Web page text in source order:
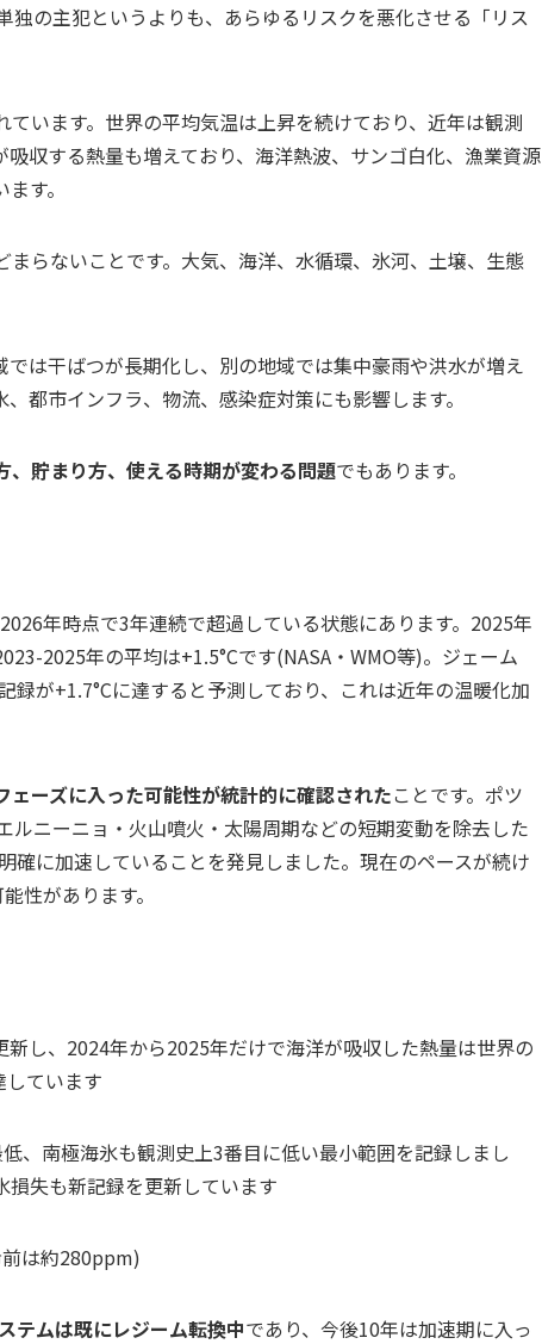
の主犯というよりも、あらゆるリスクを悪化させる「リス
います。世界の平均気温は上昇を続けており、近年は観測
収する熱量も増えており、海洋熱波、サンゴ白化、漁業資源
す。
らないことです。大気、海洋、水循環、氷河、土壌、生態
は干ばつが長期化し、別の地域では集中豪雨や洪水が増え
都市インフラ、物流、感染症対策にも影響します。
、貯まり方、使える時期が変わる問題でもあります。
年時点で3年連続で超過している状態にあります。2025年
2025年の平均は+1.5°Cです(NASA・WMO等)。ジェーム
が+1.7°Cに達すると予測しており、これは近年の温暖化加
ーズに入った可能性が統計的に確認されたことです。ポツ
ニーニョ・火山噴火・太陽周期などの短期変動を除去した
に加速していることを発見しました。現在のペースが続け
性があります。
し、2024年から2025年だけで海洋が吸収した熱量は世界の
ています
、南極海氷も観測史上3番目に低い最小範囲を記録しまし
損失も新記録を更新しています
は約280ppm)
テムは既にレジーム転換中であり、今後10年は加速期に入っ